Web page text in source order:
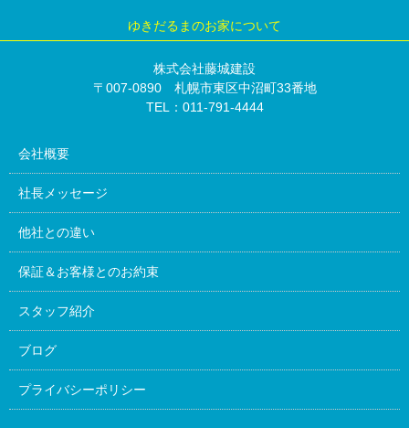
ゆきだるまのお家について
株式会社藤城建設
〒007-0890 札幌市東区中沼町33番地
TEL：011-791-4444
会社概要
社長メッセージ
他社との違い
保証＆お客様とのお約束
スタッフ紹介
ブログ
プライバシーポリシー